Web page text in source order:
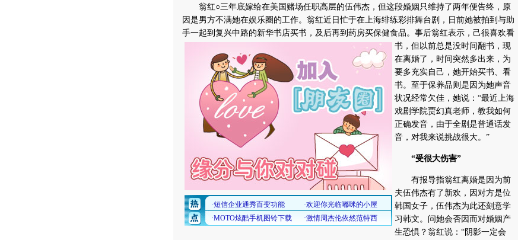
翁红○三年底嫁给在美国赌场任职高层的伍伟杰，但这段婚姻只维持了两年便告终，原
因是男方不满她在娱乐圈的工作。翁红近日忙于在上海绯练彩排舞台剧，日前她被拍到与助
手一起到复兴中路的新华书店买书，及后再到药房买保健食品。 事后翁红表示，己很喜欢看
书，但以前总是没时间翻书，现
在离婚了，时间突然多出来，为
要多充实自己，她开始买书、看
书。至于保养品则是因为她声音
状况经常欠佳，她说：“最近上海
戏剧学院贾幻真老师，教我如何
正确发音，由于全剧是普通话发
音，对我来说挑战很大。”
“受很大伤害”
有报导指翁红离婚是因为前
夫伍伟杰有了新欢，因对方是位
韩国女子，伍伟杰为此还刻意学
习韩文。问她会否因而对婚姻产
生恐惧？翁红说：“阴影一定会